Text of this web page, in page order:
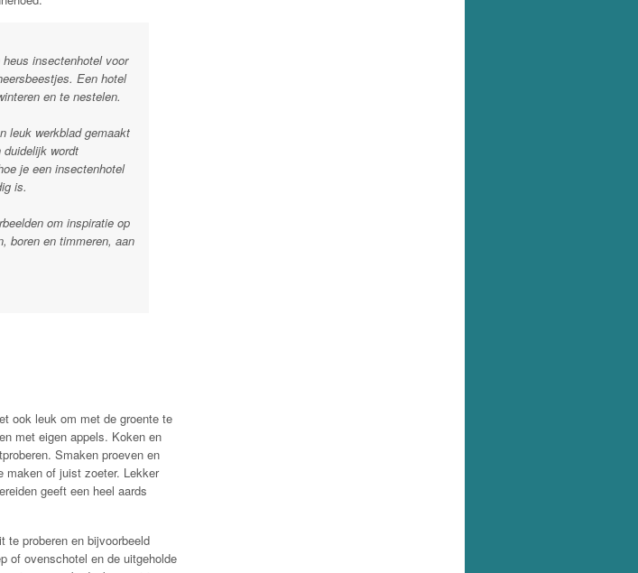
insectenhotel voor
Een hotel
en te nestelen.
leuk werkblad gemaakt
duidelijk wordt
je een insectenhotel
is.
om inspiratie op
boren en timmeren, aan
ook leuk om met de groente te
met eigen appels. Koken en
Smaken proeven en
maken of juist zoeter. Lekker
geeft een heel aards
te proberen en bijvoorbeeld
of ovenschotel en de uitgeholde